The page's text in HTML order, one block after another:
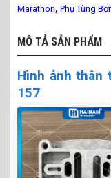
Marathon, Phụ Tùng
MÔ TẢ SẢN PHẨM
Hình ảnh thân
157